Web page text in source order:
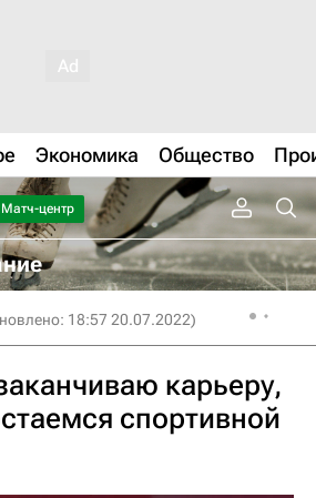
Экономика Общество
Матч-центр
18:57 20.07.2022)
карьеру,
спортивной